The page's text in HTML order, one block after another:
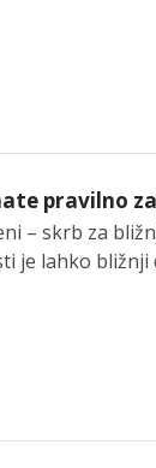
pravilno
– skrb za
je lahko